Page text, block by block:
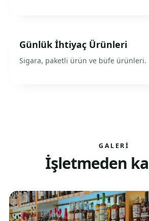
Günlük İhtiyaç Ürünleri
Sigara, paketli ürün ve büfe ürünleri.
GALERI
İşletmeden